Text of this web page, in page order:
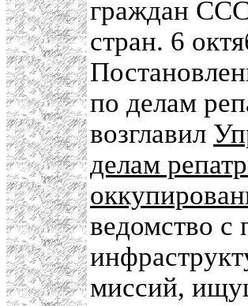
граждан
стран. 6
по делам
возглавил
делам
ведомство
миссий,